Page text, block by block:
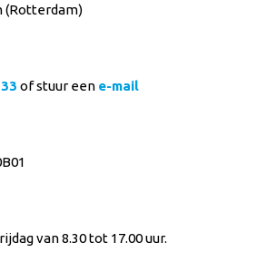
(Rotterdam)
of stuur een e-mail
van 8.30 tot 17.00 uur.